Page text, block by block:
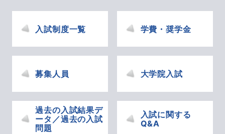
入試制度一覧 学費・奨学金
募集人員 大学院入試
過去の入試結果デ
ータ／過去の入試
問題
入試に関する
Q&A